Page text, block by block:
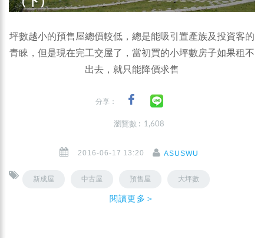
坪數越小的預售屋總價較低，總是能吸引置產族及投資客的
青睞，但是現在完工交屋了，當初買的小坪數房子如果租不
出去，就只能降價求售
分享：
瀏覽數 : 1,608
2016-06-17 13:20 ASUSWU
新成屋 中古屋 預售屋 大坪數
閱讀更多＞